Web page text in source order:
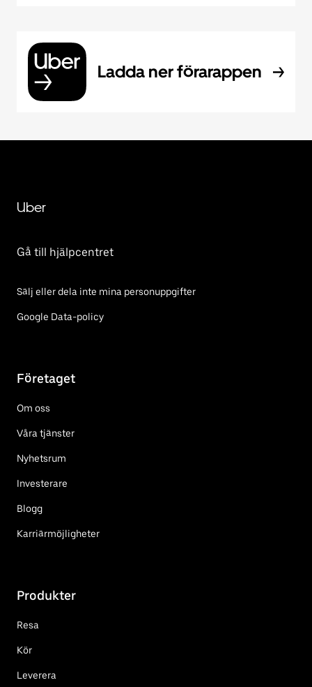
Ladda ner förarappen
Uber
Gå till hjälpcentret
Sälj eller dela inte mina personuppgifter
Google Data-policy
Företaget
Om oss
Våra tjänster
Nyhetsrum
Investerare
Blogg
Karriärmöjligheter
Produkter
Resa
Kör
Leverera